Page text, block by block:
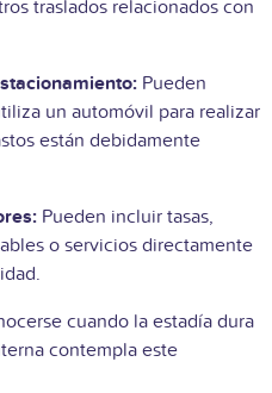
traslados relacionados con
Pueden
un automóvil para realizar
están debidamente
Pueden incluir tasas,
o servicios directamente
cuando la estadía dura
contempla este